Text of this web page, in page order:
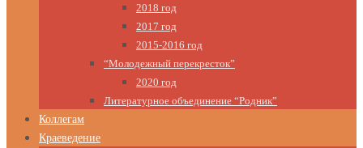
2018 год
2017 год
2015-2016 год
“Молодежный перекресток”
2020 год
Литературное объединение “Родник”
Коллегам
Краеведение